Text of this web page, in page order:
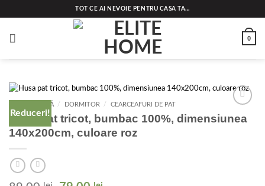
to
TOT CE AI NEVOIE PENTRU CASA TA...
0
Reduceri!
wishlist
PRIMA PAGINĂ / DORMITOR / CEARCEAFURI DE PAT
Husa pat tricot, bumbac 100%, dimensiunea
140x200cm, culoare roz